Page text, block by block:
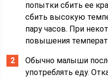
попытки сбить ее
сбить высокую
пару часов. При
повышения
Обычно малыши
употреблять еду.